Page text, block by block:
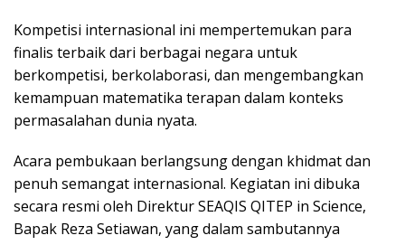
Kompetisi internasional ini mempertemukan para
finalis terbaik dari berbagai negara untuk
berkompetisi, berkolaborasi, dan mengembangkan
kemampuan matematika terapan dalam konteks
permasalahan dunia nyata.
Acara pembukaan berlangsung dengan khidmat dan
penuh semangat internasional. Kegiatan ini dibuka
secara resmi oleh Direktur SEAQIS QITEP in Science,
Bapak Reza Setiawan, yang dalam sambutannya